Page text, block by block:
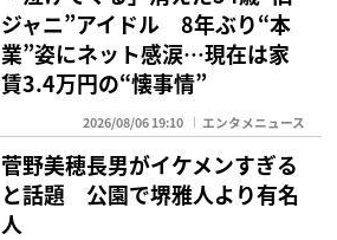
ジャニ”アイドル 8年ぶり“本
業”姿にネット感涙…現在は家
賃3.4万円の“懐事情”
2026/08/06 19:10 エンタメニュース
菅野美穂長男がイケメンすぎる
と話題 公園で堺雅人より有名
人